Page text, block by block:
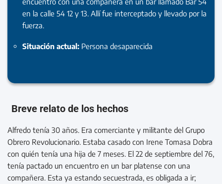
en la calle 54 12 y 13. Allí fue interceptado y llevado por la
fuerza.
Situación actual: Persona desaparecida
Breve relato de los hechos
Alfredo tenía 30 años. Era comerciante y militante del Grupo
Obrero Revolucionario. Estaba casado con Irene Tomasa Dobra
con quién tenía una hija de 7 meses. El 22 de septiembre del 76,
tenía pactado un encuentro en un bar platense con una
compañera. Esta ya estando secuestrada, es obligada a ir;